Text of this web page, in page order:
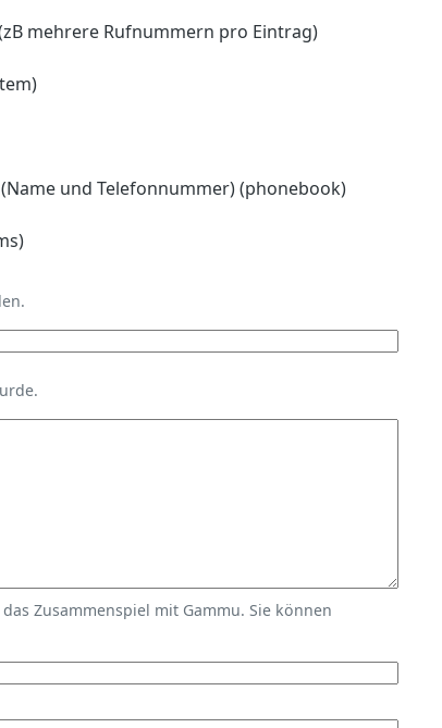
mehrere Rufnummern pro Eintrag)
und Telefonnummer) (phonebook)
Zusammenspiel mit Gammu. Sie können